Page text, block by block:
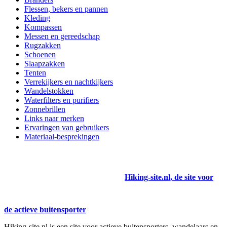
Flessen, bekers en pannen
Kleding
Kompassen
Messen en gereedschap
Rugzakken
Schoenen
Slaapzakken
Tenten
Verrekijkers en nachtkijkers
Wandelstokken
Waterfilters en purifiers
Zonnebrillen
Links naar merken
Ervaringen van gebruikers
Materiaal-besprekingen
Hiking-site.nl, de site voor
de actieve buitensporter